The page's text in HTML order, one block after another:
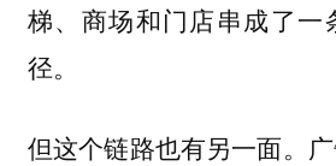
梯、商场和门店串成了一
径。
但这个链路也有另一面。